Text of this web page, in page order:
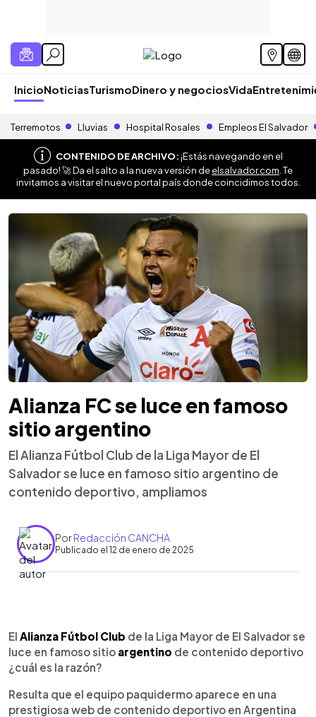
InicioNoticiasTurismoDinero y negociosVida
Terremotos Lluvias Hospital Rosales Empleos El Salvador
CONTENIDO DE ARCHIVO:¡Estás navegando en el
pasado! 🚀 Da el salto a la nueva versión deelsalvador.com . Te
invitamos a visitar el nuevo portal país donde coincidimos todos.
Alianza FC se luce en famoso
sitio argentino
El Alianza Fútbol Club de la Liga Mayor de El
Salvador se luce en famoso sitio argentino de
contenido deportivo, ampliamos
PorRedacción CANCHA
Publicado el 12 de enero de 2025
Escuchar artículo
El Alianza Fútbol Club de la Liga Mayor de El Salvador se
luce en famoso sitio argentino de contenido deportivo
¿cuál es la razón?
Resulta que el equipo paquidermo aparece en una
prestigiosa web de contenido deportivo en Argentina